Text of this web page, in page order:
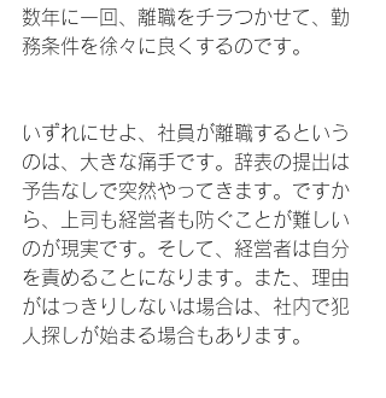
数年に一回、離職をチラつかせて、勤
務条件を徐々に良くするのです。
いずれにせよ、社員が離職するという
のは、大きな痛手です。辞表の提出は
予告なしで突然やってきます。ですか
ら、上司も経営者も防ぐことが難しい
のが現実です。そして、経営者は自分
を責めることになります。また、理由
がはっきりしないは場合は、社内で犯
人探しが始まる場合もあります。